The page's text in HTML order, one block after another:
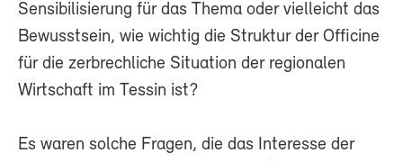
Sensibilisierung für das Thema oder vielleicht das
Bewusstsein, wie wichtig die Struktur der Officine
für die zerbrechliche Situation der regionalen
Wirtschaft im Tessin ist?
Es waren solche Fragen, die das Interesse der